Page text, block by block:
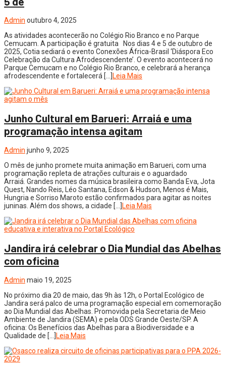
Admin outubro 4, 2025
As atividades acontecerão no Colégio Rio Branco e no Parque
Cemucam. A participação é gratuita Nos dias 4 e 5 de outubro de
2025, Cotia sediará o evento Conexões África-Brasil ‘Diáspora Eco
Celebração da Cultura Afrodescendente’. O evento acontecerá no
Parque Cemucam e no Colégio Rio Branco, e celebrará a herança
afrodescendente e fortalecerá […]
Leia Mais
Junho Cultural em Barueri: Arraiá e uma
programação intensa agitam
Admin junho 9, 2025
O mês de junho promete muita animação em Barueri, com uma
programação repleta de atrações culturais e o aguardado
Arraiá. Grandes nomes da música brasileira como Banda Eva, Jota
Quest, Nando Reis, Léo Santana, Edson & Hudson, Menos é Mais,
Hungria e Sorriso Maroto estão confirmados para agitar as noites
juninas. Além dos shows, a cidade […]
Leia Mais
Jandira irá celebrar o Dia Mundial das Abelhas
com oficina
Admin maio 19, 2025
No próximo dia 20 de maio, das 9h às 12h, o Portal Ecológico de
Jandira será palco de uma programação especial em comemoração
ao Dia Mundial das Abelhas. Promovida pela Secretaria de Meio
Ambiente de Jandira (SEMA) e pela ODS Grande Oeste/SP. A
oficina: Os Benefícios das Abelhas para a Biodiversidade e a
Qualidade de […]
Leia Mais